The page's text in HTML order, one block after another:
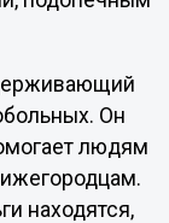
Он
людям
находятся,